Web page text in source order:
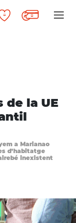
de la UE
a Marianao
d’habitatge
inexistent